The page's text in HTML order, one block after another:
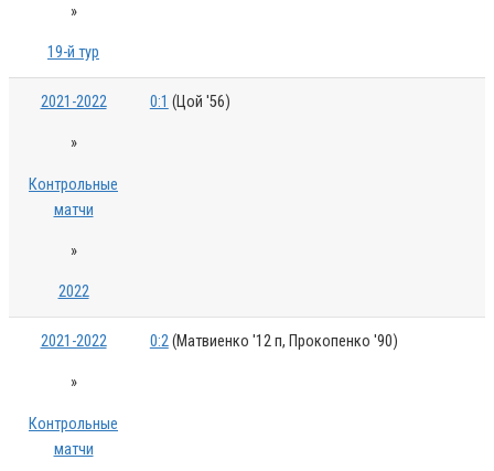
»
19-й тур
2021-2022
»
Контрольные
матчи
»
2022
0:1 (Цой '56)
2021-2022
»
Контрольные
матчи
0:2(Матвиенко '12 п, Прокопенко '90)